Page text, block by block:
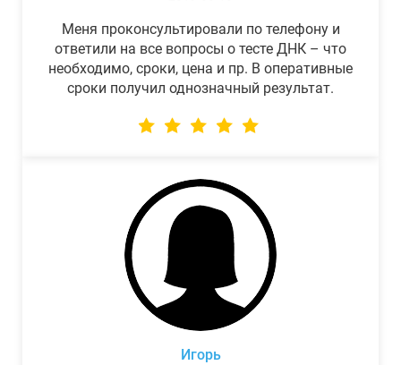
Меня проконсультировали по телефону и
ответили на все вопросы о тесте ДНК – что
необходимо, сроки, цена и пр. В оперативные
сроки получил однозначный результат.
Игорь